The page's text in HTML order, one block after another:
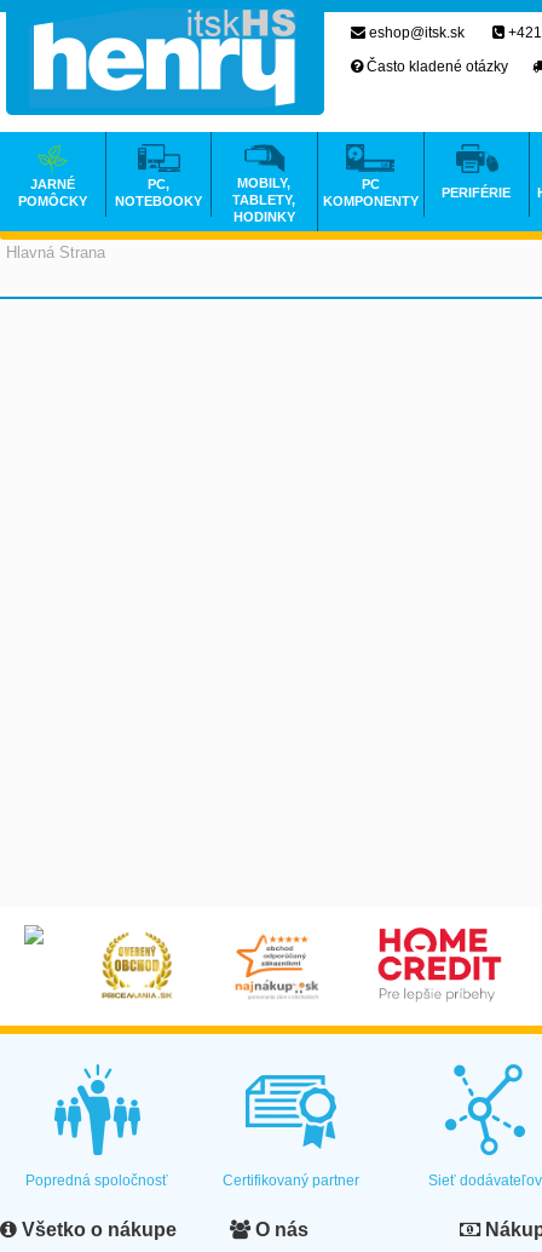
Hlavná Strana
eshop@itsk.sk
Často kladené otázky
JARNÉ
POMÔCKY
PC,
NOTEBOOKY
MOBILY,
TABLETY,
HODINKY
PC
KOMPONENTY
PERIFÉRIE
Popredná spoločnosť Certifikovaný partner Sieť dodávateľov
Všetko o nákupe O nás